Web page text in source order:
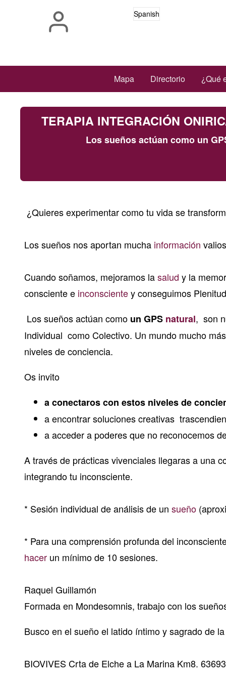
Spanish
navigation
Mapa Directorio ¿Qué
TERAPIA INTEGRACIÓN
Los sueños actúan como un
¿Quieres experimentar como tu vida se
Los sueños nos aportan mucha información
Cuando soñamos, mejoramos lasalud y la
consciente e inconscientey conseguimos
Los sueños actúan como un GPS natural, son
Individual como Colectivo. Un mundo mucho
niveles de conciencia.
Os invito
a conectaros con estos niveles de
a encontrar soluciones creativas
a acceder a poderes que no reconocemos
A través de prácticas vivenciales llegaras a una
integrando tu inconsciente.
* Sesión individual de análisis de un sueño
* Para una comprensión profunda del
hacer un mínimo de 10 sesiones.
Raquel Guillamón
Formada en Mondesomnis, trabajo con los
Busco en el sueño el latido íntimo y sagrado de
BIOVIVES Crta de Elche a La Marina Km8.